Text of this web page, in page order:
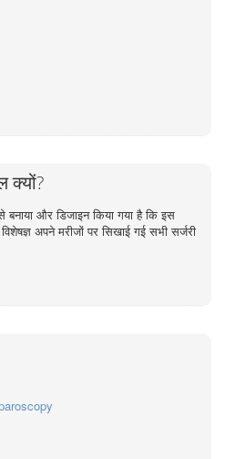
क्यों?
बनाया और डिजाइन किया गया है कि इस
अपने मरीजों पर सिखाई गई सभी सर्जरी